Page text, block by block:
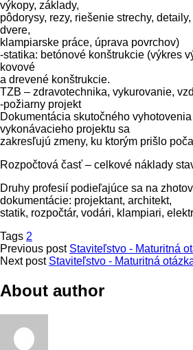
výkopy, základy,
pôdorysy, rezy, riešenie strechy,
dvere,
klampiarske práce, úprava povrchov)
-statika: betónové konštrukcie (výkres
kovové
a drevené konštrukcie.
TZB – zdravotechnika, vykurovanie,
-požiarny projekt
Dokumentácia skutočného
vykonávacieho projektu sa
zakresľujú zmeny, ku ktorým prišlo
Rozpočtová časť – celkové náklady
Druhy profesií podieľajúce sa na
dokumentácie: projektant, architekt,
statik, rozpočtár, vodári, klampiari,
Tags 2
Previous post Staviteľstvo - Maturitná
Next post Staviteľstvo - Maturitná
About author